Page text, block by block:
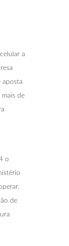
a
aposta
mais de
o
de